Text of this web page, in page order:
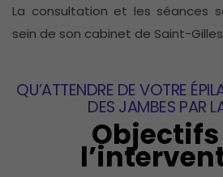
La consultation et les séances
sein de son cabinet de Saint-
QU’ATTENDRE DE VOTRE
DES JAMBES PAR
Objectifs